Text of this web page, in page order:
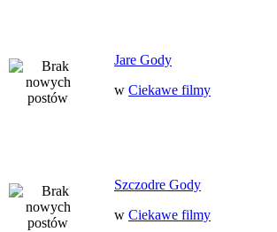
Jare Gody
w Ciekawe filmy
Szczodre Gody
w Ciekawe filmy